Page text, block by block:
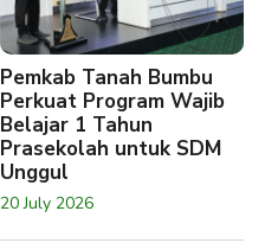
Pemkab Tanah Bumbu
Perkuat Program Wajib
Belajar 1 Tahun
Prasekolah untuk SDM
Unggul
20 July 2026